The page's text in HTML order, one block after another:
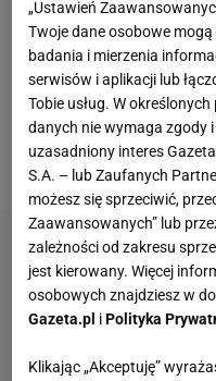
debla. W tym gronie
Świątek, a także
Carlos Alcaraz, Aryna
Można powiedzieć, że
brakować tylko Cori
„Ustawień
Twoje dane osobowe
badania i mierzenia
serwisów i aplikacji lub
Tobie usług. W
danych nie wymaga zgody
uzasadniony interes
S.A. – lub Zaufanych
możesz się sprzeciwić,
Zaawansowanych” lub
zależności od zakresu
jest kierowany. Więcej
osobowych znajdziesz w
Gazeta.pl iPolityka
Klikając „Akceptuję”